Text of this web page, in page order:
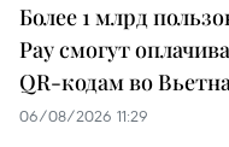
Более 1 млрд
Pay смогут
QR-кодам во
06/08/2026 11:29